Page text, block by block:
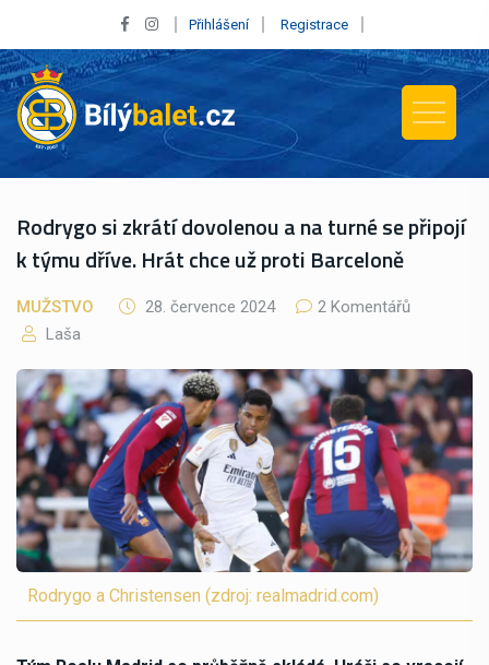
Přihlášení Registrace
Rodrygo si zkrátí dovolenou a na turné se připojí
k týmu dříve. Hrát chce už proti Barceloně
MUŽSTVO 28. července 2024
2 Komentářů
Laša
Rodrygo a Christensen (zdroj: realmadrid.com)